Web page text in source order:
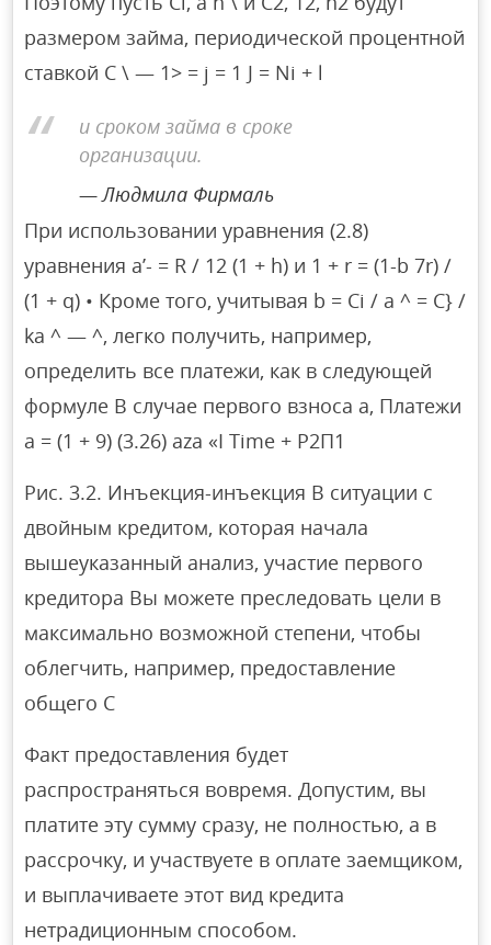
размером займа, периодической процентной
ставкой C \ — 1> = j = 1 J = Ni + l
и сроком займа в сроке
организации.
Людмила Фирмаль
При использовании уравнения (2.8)
уравнения a’- = R / 12 (1 + h) и 1 + r = (1-b 7r) /
(1 + q) • Кроме того, учитывая b = Ci / a ^ = C} /
ka ^ — ^, легко получить, например,
определить все платежи, как в следующей
формуле В случае первого взноса a, Платежи
a = (1 + 9) (3.26) aza «I Time + P2П1
Рис. 3.2. Инъекция-инъекция В ситуации с
двойным кредитом, которая начала
вышеуказанный анализ, участие первого
кредитора Вы можете преследовать цели в
максимально возможной степени, чтобы
облегчить, например, предоставление
общего C
Факт предоставления будет
распространяться вовремя. Допустим, вы
платите эту сумму сразу, не полностью, а в
рассрочку, и участвуете в оплате заемщиком,
и выплачиваете этот вид кредита
нетрадиционным способом.